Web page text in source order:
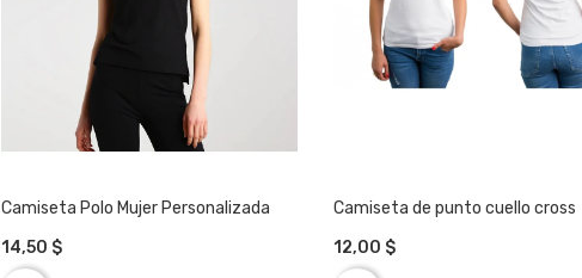
Camiseta Polo Mujer Personalizada
14,50 $
AÑADIR A LA CESTA
Camiseta de punto cuello cross
12,00 $
AÑADIR A LA CESTA